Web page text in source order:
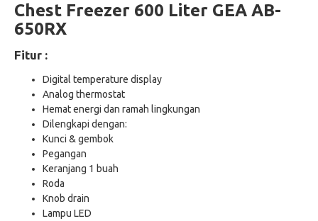
Chest Freezer 600 Liter GEA AB-
650RX
Fitur :
Digital temperature display
Analog thermostat
Hemat energi dan ramah lingkungan
Dilengkapi dengan:
Kunci & gembok
Pegangan
Keranjang 1 buah
Roda
Knob drain
Lampu LED